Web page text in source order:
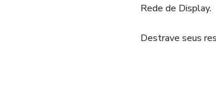
Rede de Display.
Destrave seus